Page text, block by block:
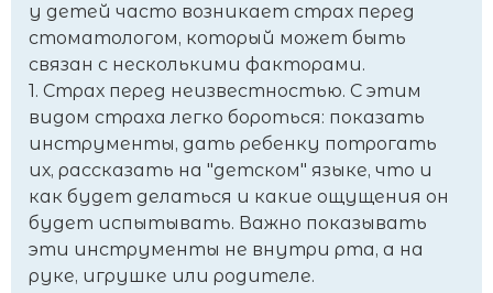
у детей часто возникает страх перед
стоматологом, который может быть
связан с несколькими факторами.
1. Страх перед неизвестностью. С этим
видом страха легко бороться: показать
инструменты, дать ребенку потрогать
их, рассказать на "детском" языке, что и
как будет делаться и какие ощущения он
будет испытывать. Важно показывать
эти инструменты не внутри рта, а на
руке, игрушке или родителе.